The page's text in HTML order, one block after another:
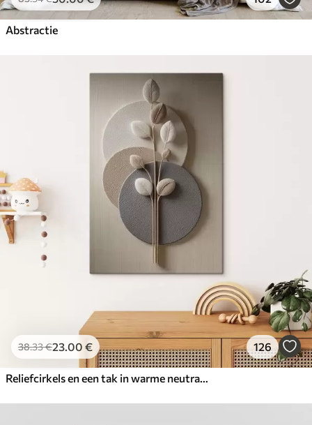
Abstractie
38.33€23.00 € 126
Reliefcirkels en een tak in warme neutrale tinten